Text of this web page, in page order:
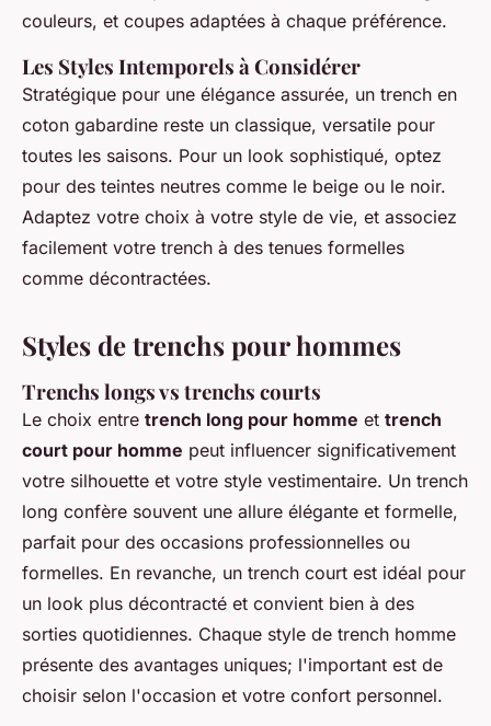
couleurs, et coupes adaptées à chaque préférence.
Les Styles Intemporels à Considérer
Stratégique pour une élégance assurée, un trench en
coton gabardine reste un classique, versatile pour
toutes les saisons. Pour un look sophistiqué, optez
pour des teintes neutres comme le beige ou le noir.
Adaptez votre choix à votre style de vie, et associez
facilement votre trench à des tenues formelles
comme décontractées.
Styles de trenchs pour hommes
Trenchs longs vs trenchs courts
Le choix entre trench long pour homme et trench
court pour homme peut influencer significativement
votre silhouette et votre style vestimentaire. Un trench
long confère souvent une allure élégante et formelle,
parfait pour des occasions professionnelles ou
formelles. En revanche, un trench court est idéal pour
un look plus décontracté et convient bien à des
sorties quotidiennes. Chaque style de trench homme
présente des avantages uniques; l'important est de
choisir selon l'occasion et votre confort personnel.